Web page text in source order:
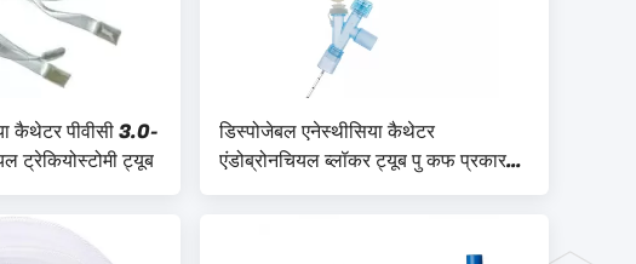
कैथेटर पीवीसी 3.0-
ट्रेकियोस्टोमी ट्यूब
डिस्पोजेबल एनेस्थीसिया कैथेटर
एंडोब्रोनचियल ब्लॉकर ट्यूब पु कफ प्रकार
5fr 7fr 9fr